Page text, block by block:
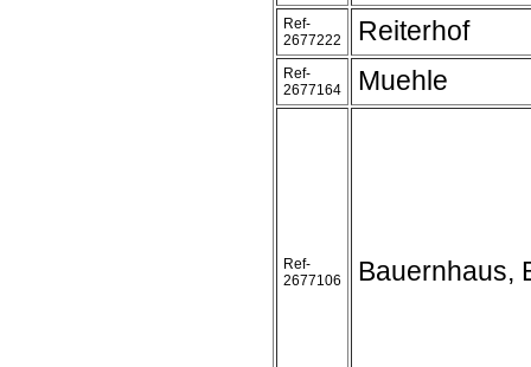
Ref-
2677222
Reiterhof
Ref-
2677164
Muehle
Ref-
2677106
Bauernhaus,